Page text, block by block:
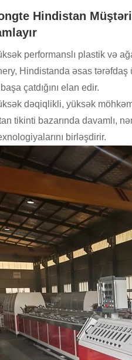
Hindistan
performanslı plastik və
Hindistanda əsas
çatdığını elan edir.
dəqiqlikli, yüksək
tikinti bazarında davamlı,
birləşdirir.